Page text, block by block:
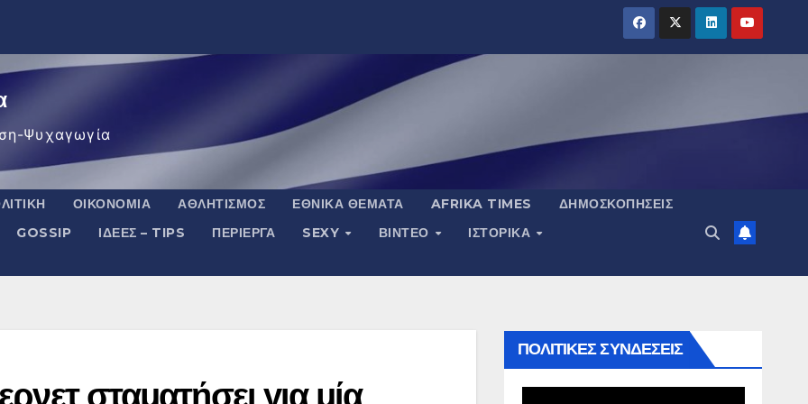
Ψυχαγωγία
ΟΙΚΟΝΟΜΊΑ ΑΘΛΗΤΙΣΜΌΣ ΕΘΝΙΚΆ ΘΈΜΑΤΑ AFRIKA TIMES
ΔΗΜΟΣΚΟΠΉΣΕΙΣ
GOSSIP ΙΔΈΕΣ – TIPS ΠΕΡΊΕΡΓΑ SEXY ΒΙΝΤΕΟ
ΙΣΤΟΡΙΚΆ
σταματήσει για μία
ΠΟΛΙΤΙΚΕΣ ΣΥΝΔΕΣΕΙΣ